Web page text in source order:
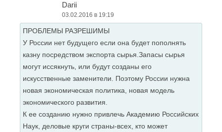
Darii
03.02.2016 в 19:19
ПРОБЛЕМЫ РАЗРЕШИМЫ
У России нет будущего если она будет пополнять
казну посредством экспорта сырья.Запасы сырья
могут иссякнуть, или будут созданы его
искусственные заменители. Поэтому России нужна
новая экономическая политика, новая модель
экономического развития.
К ее созданию нужно привлечь Академию Российских
Наук, деловые круги страны-всех, кто может